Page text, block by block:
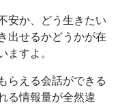
安か、どう生きたい
せるかどうかが在
すよ。
らえる会話ができる
る情報量が全然違